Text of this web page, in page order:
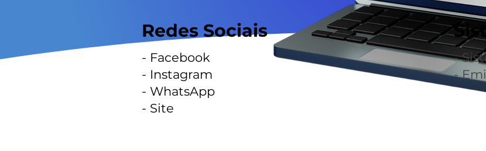
Redes Sociais
- Facebook
- Instagram
- WhatsApp
- Site
-
-